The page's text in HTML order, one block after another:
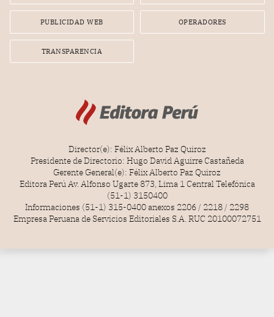
PUBLICIDAD WEB OPERADORES
TRANSPARENCIA
Director(e): Félix Alberto Paz Quiroz
Presidente de Directorio: Hugo David Aguirre Castañeda
Gerente General(e): Félix Alberto Paz Quiroz
Editora Perú Av. Alfonso Ugarte 873, Lima 1 Central Telefónica
(51-1) 3150400
Informaciones (51-1) 315-0400 anexos 2206 / 2218 / 2298
Empresa Peruana de Servicios Editoriales S.A. RUC 20100072751